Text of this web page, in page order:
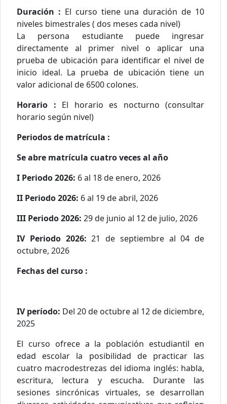
Duración : El curso tiene una duración de 10
niveles bimestrales ( dos meses cada nivel)
La persona estudiante puede ingresar
directamente al primer nivel o aplicar una
prueba de ubicación para identificar el nivel de
inicio ideal. La prueba de ubicación tiene un
valor adicional de 6500 colones.
Horario : El horario es nocturno (consultar
horario según nivel)
Periodos de matrícula :
Se abre matrícula cuatro veces al año
I Periodo 2026: 6 al 18 de enero, 2026
II Periodo 2026: 6 al 19 de abril, 2026
III Periodo 2026: 29 de junio al 12 de julio, 2026
IV Periodo 2026:21 de septiembre al 04 de
octubre, 2026
Fechas del curso :
IV período: Del 20 de octubre al 12 de diciembre,
2025
El curso ofrece a la población estudiantil en
edad escolar la posibilidad de practicar las
cuatro macrodestrezas del idioma inglés: habla,
escritura, lectura y escucha. Durante las
sesiones sincrónicas virtuales, se desarrollan